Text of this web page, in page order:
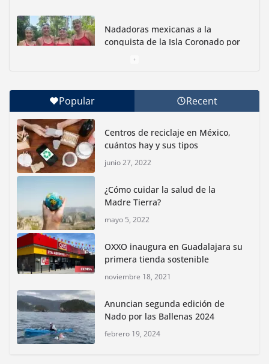
Nadadoras mexicanas a la
conquista de la Isla Coronado por
Con jornada informativa, Profepa y Humane World
for Animals buscan inhibir tráfico de aves
junio 15, 2026
Inauguran nuevo Embarcadero Cuemanco para
reactivar la zona lacustre de Xochimilco
junio 4, 2026
Rompe CDMX récords Reto Naturalista Urbano 2026 y
lidera la biodiversidad nacional
mayo 18, 2026
bioculturales para promover
huertos urbanos y jardines
polinizadores
Popular Recent
Centros de reciclaje en México,
cuántos hay y sus tipos
junio 27, 2022
¿Cómo cuidar la salud de la
Madre Tierra?
mayo 5, 2022
OXXO inaugura en Guadalajara su
primera tienda sostenible
noviembre 18, 2021
Anuncian segunda edición de
Nado por las Ballenas 2024
febrero 19, 2024